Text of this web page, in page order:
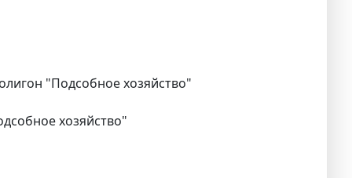
"Подсобное хозяйство"
хозяйство"